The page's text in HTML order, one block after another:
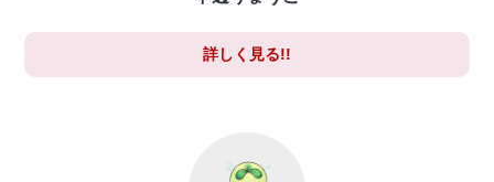
詳しく見る!!